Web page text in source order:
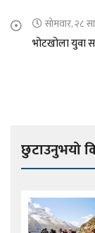
सोमवार, २८
भोटखोला युवा
छुटाउनुभयो